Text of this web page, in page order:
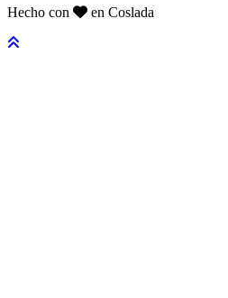
Hecho con
en Coslada